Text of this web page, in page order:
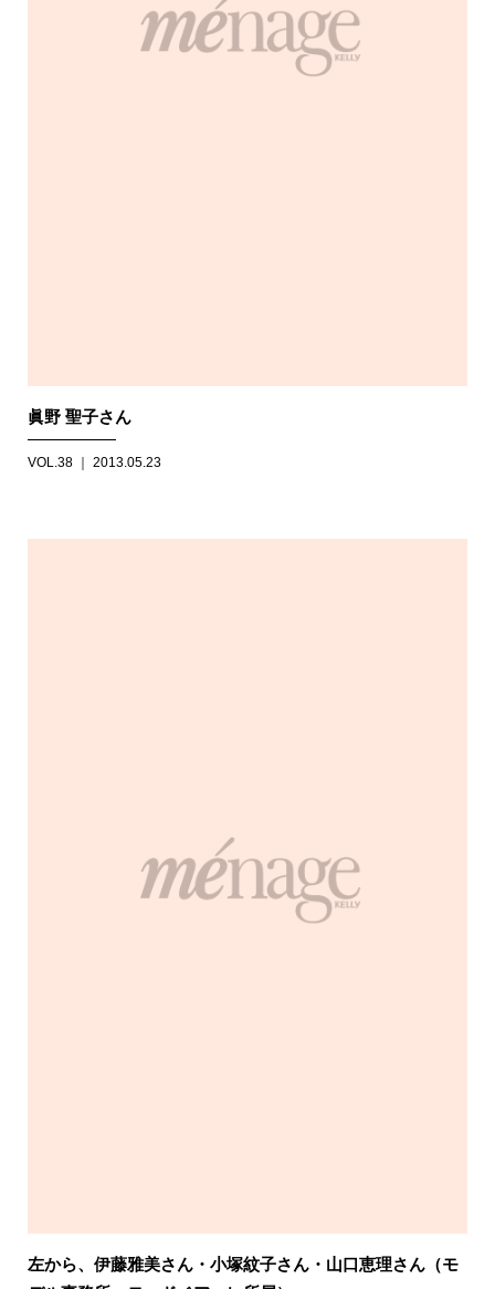
眞野 聖子さん
VOL.38 ｜ 2013.05.23
左から、伊藤雅美さん・小塚紋子さん・山口恵理さん（モ